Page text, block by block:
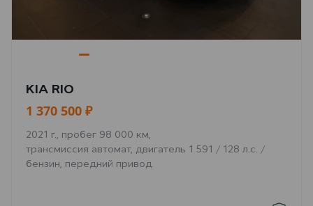
KIA RIO
1 370 500 ₽
2021 г., пробег 98 000 км,
трансмиссия автомат, двигатель 1 591 / 128 л.с. /
бензин, передний привод